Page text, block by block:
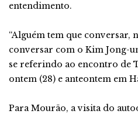
entendimento.
“Alguém tem que conversar,
conversar com o Kim Jong-
se referindo ao encontro de
ontem (28) e anteontem em
Para Mourão, a visita do